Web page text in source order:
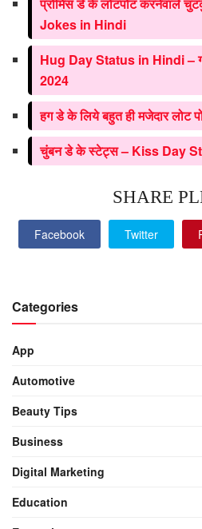
प्रोमिस डे के लोटपोट करनेवाले
Jokes in Hindi
Hug Day Status in Hindi –
2024
हग डे के लिये बहुत ही मजेदार
चुंबन डे के स्टेट्स – Kiss Day
SHARE
Facebook Twitter
Categories
App
Automotive
Beauty Tips
Business
Digital Marketing
Education